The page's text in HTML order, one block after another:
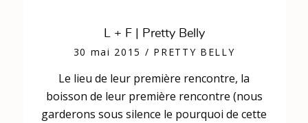
L + F | Pretty Belly
30 mai 2015 / PRETTY BELLY
Le lieu de leur première rencontre, la
boisson de leur première rencontre (nous
garderons sous silence le pourquoi de cette
CONTACT
GALERIES PRIVÉES